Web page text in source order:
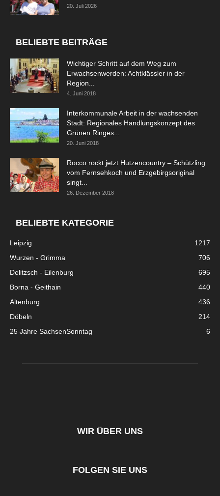
20. Juli 2026
BELIEBTE BEITRÄGE
Wichtiger Schritt auf dem Weg zum
Erwachsenwerden: Achtklässler in der
Region...
4. Juni 2018
Interkommunale Arbeit in der wachsenden
Stadt: Regionales Handlungskonzept des
Grünen Ringes...
20. Juni 2018
Rocco rockt jetzt Hutzencountry – Schützling
vom Fernsehkoch und Erzgebirgsoriginal
singt...
26. Dezember 2018
BELIEBTE KATEGORIE
Leipzig
1217
Wurzen - Grimma
706
Delitzsch - Eilenburg
695
Borna - Geithain
440
Altenburg
436
Döbeln
214
25 Jahre SachsenSonntag
6
WIR ÜBER UNS
FOLGEN SIE UNS